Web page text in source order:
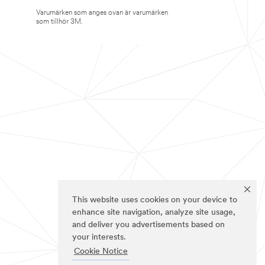
This website uses cookies on your device to
enhance site navigation, analyze site usage,
and deliver you advertisements based on
your interests.
Cookie Notice
Varumärken som anges ovan är varumärken
som tillhör 3M.